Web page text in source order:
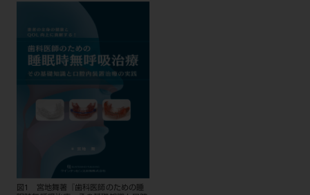
図1 宮地舞著『歯科医師のための睡